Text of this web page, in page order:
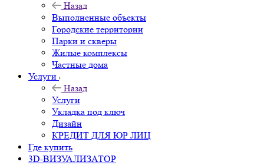
Назад
Выполненные объекты
Городские территории
Парки и скверы
Жилые комплексы
Частные дома
Услуги
Назад
Услуги
Укладка под ключ
Дизайн
КРЕДИТ ДЛЯ ЮР ЛИЦ
Где купить
3D-ВИЗУАЛИЗАТОР